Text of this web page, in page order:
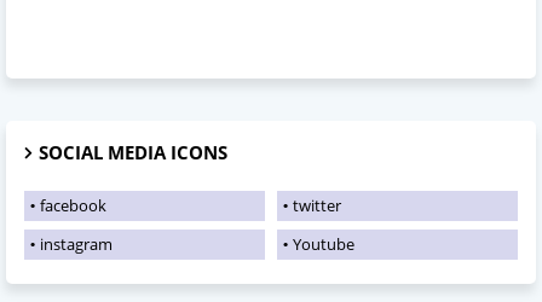
SOCIAL MEDIA ICONS
facebook
twitter
instagram
Youtube